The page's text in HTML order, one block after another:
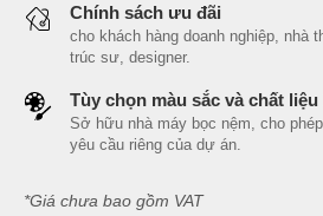
Chính sách ưu đãi
cho khách hàng doanh nghiệp, nhà
trúc sư, designer.
Tùy chọn màu sắc và chất liệu
Sở hữu nhà máy bọc nệm, cho
yêu cầu riêng của dự án.
*Giá chưa bao gồm VAT